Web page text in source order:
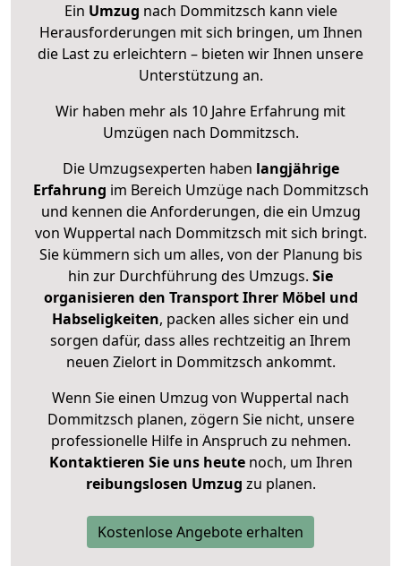
Ein Umzug nach Dommitzsch kann viele
Herausforderungen mit sich bringen, um Ihnen
die Last zu erleichtern – bieten wir Ihnen unsere
Unterstützung an.
Wir haben mehr als 10 Jahre Erfahrung mit
Umzügen nach Dommitzsch.
Die Umzugsexperten haben langjährige
Erfahrung im Bereich Umzüge nach Dommitzsch
und kennen die Anforderungen, die ein Umzug
von Wuppertal nach Dommitzsch mit sich bringt.
Sie kümmern sich um alles, von der Planung bis
hin zur Durchführung des Umzugs. Sie
organisieren den Transport Ihrer Möbel und
Habseligkeiten, packen alles sicher ein und
sorgen dafür, dass alles rechtzeitig an Ihrem
neuen Zielort in Dommitzsch ankommt.
Wenn Sie einen Umzug von Wuppertal nach
Dommitzsch planen, zögern Sie nicht, unsere
professionelle Hilfe in Anspruch zu nehmen.
Kontaktieren Sie uns heutenoch, um Ihren
reibungslosen Umzug zu planen.
Kostenlose Angebote erhalten